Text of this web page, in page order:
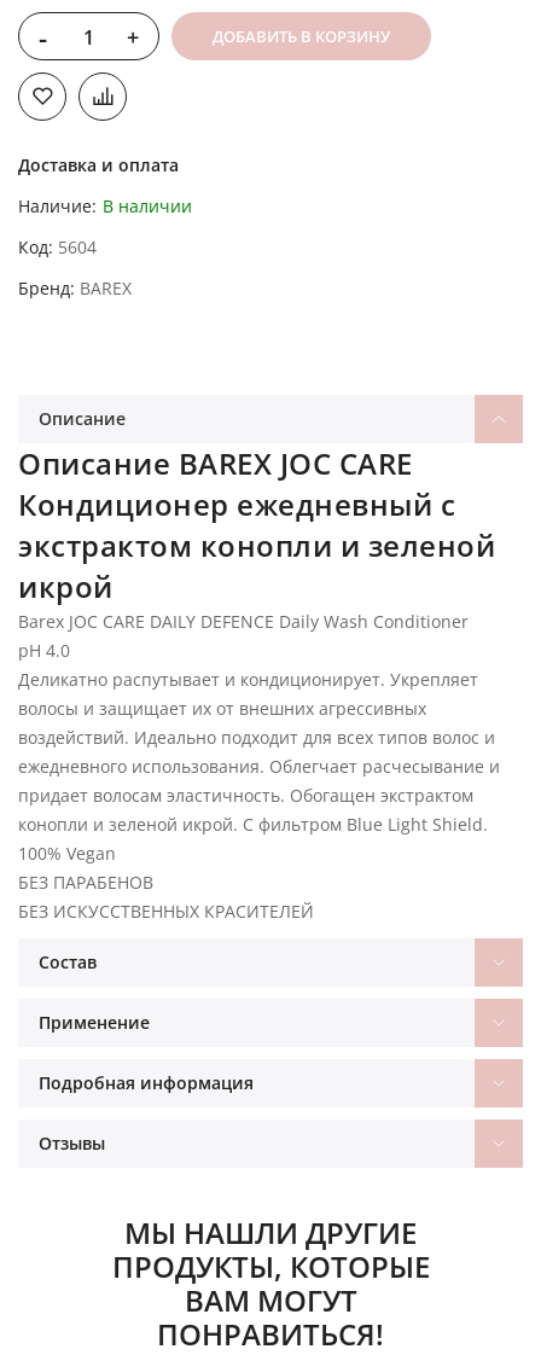
- + ДОБАВИТЬ В КОРЗИНУ
Доставка и оплата
Наличие: В наличии
Код 5604
Бренд BAREX
Описание
Описание BAREX JOC CARE
Кондиционер ежедневный с
экстрактом конопли и зеленой
икрой
Barex JOC CARE DAILY DEFENCE Daily Wash Conditioner
pH 4.0
Деликатно распутывает и кондиционирует. Укрепляет
волосы и защищает их от внешних агрессивных
воздействий. Идеально подходит для всех типов волос и
ежедневного использования. Облегчает расчесывание и
придает волосам эластичность. Обогащен экстрактом
конопли и зеленой икрой. С фильтром Blue Light Shield.
100% Vegan
БЕЗ ПАРАБЕНОВ
БЕЗ ИСКУССТВЕННЫХ КРАСИТЕЛЕЙ
Состав
Применение
Подробная информация
Отзывы
МЫ НАШЛИ ДРУГИЕ
ПРОДУКТЫ, КОТОРЫЕ
ВАМ МОГУТ
ПОНРАВИТЬСЯ!